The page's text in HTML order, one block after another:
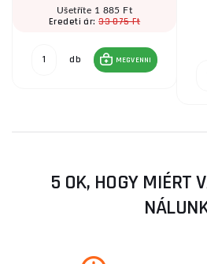
Ušetříte 1 885 Ft
Eredeti ár:33 075 Ft
db MEGVENNI
5 OK, HOGY MIÉRT